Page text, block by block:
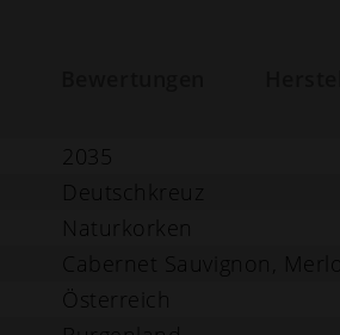
2035
Deutschkreuz
Naturkorken
Cabernet Sauvignon, Merlot
Österreich